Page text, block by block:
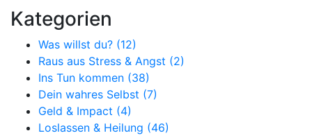
Kategorien
Was willst du? (12)
Raus aus Stress & Angst (2)
Ins Tun kommen (38)
Dein wahres Selbst (7)
Geld & Impact (4)
Loslassen & Heilung (46)